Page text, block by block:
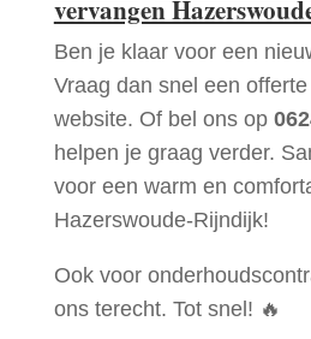
vervangen
Ben je klaar voor een
Vraag dan snel een
website. Of bel ons op
helpen je graag verder.
voor een warm en
Hazerswoude-Rijndijk!
Ook voor
ons terecht. Tot snel! 🔥